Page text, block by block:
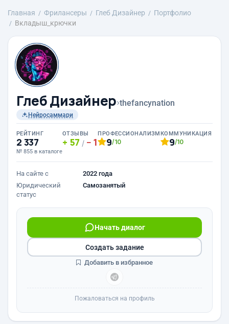
Главная Фрилансеры Глеб Дизайнер
Портфолио
Вкладыш_крючки
Глеб Дизайнер›thefancynation
Нейросаммари
РЕЙТИНГ
2 337
№ 855 в каталоге
ОТЗЫВЫ
57 / 1
ПРОФЕССИОНАЛИЗМ
9/10
КОММУНИКАЦИЯ
9/10
На сайте с
2022 года
Юридический
статус
Самозанятый
Начать диалог
Создать задание
Добавить в избранное
Пожаловаться на профиль